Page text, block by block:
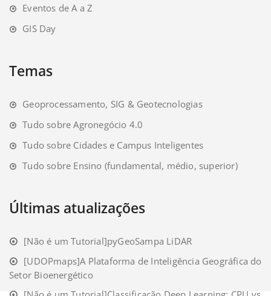
Eventos de A a Z
GIS Day
Temas
Geoprocessamento, SIG & Geotecnologias
Tudo sobre Agronegócio 4.0
Tudo sobre Cidades e Campus Inteligentes
Tudo sobre Ensino (fundamental, médio, superior)
Últimas atualizações
[Não é um Tutorial]pyGeoSampa LiDAR
[UDOPmaps]A Plataforma de Inteligência Geográfica do
Setor Bioenergético